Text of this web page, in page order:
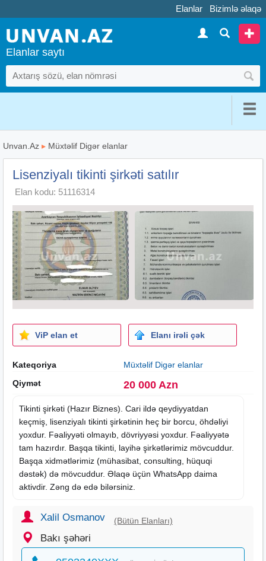
Elanlar Bizimlə əlaqə
Elanlar saytı
Unvan.Az ▸ Müxtəlif Digər elanlar
Lisenziyalı tikinti şirkəti satılır
Elan kodu: 51116314
ViP elan et Elanı irəli çək
Kateqoriya
Müxtəlif Digər elanlar
Qiymət
20 000 Azn
Tikinti şirkəti (Hazır Biznes). Cari ildə qeydiyyatdan
keçmiş, lisenziyalı tikinti şirkətinin heç bir borcu, öhdəliyi
yoxdur. Fəaliyyəti olmayıb, dövriyyəsi yoxdur. Fəaliyyətə
tam hazırdır. Başqa tikinti, layihə şirkətlərimiz mövcuddur.
Başqa xidmətlərimiz (mühasibat, consulting, hüquqi
dəstək) də mövcuddur. Əlaqə üçün WhatsApp daima
aktivdir. Zəng də edə bilərsiniz.
Xalil Osmanov (Bütün Elanları)
Bakı şəhəri